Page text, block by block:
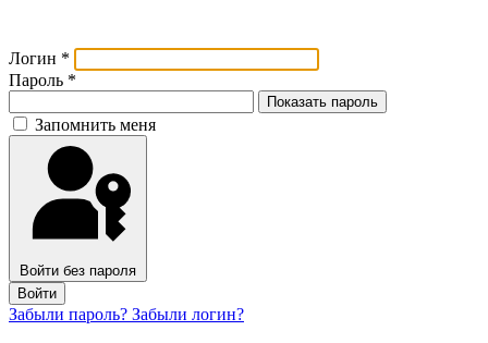
Логин *
Пароль *
Показать пароль
Запомнить меня
Войти без пароля
Войти
Забыли пароль? Забыли логин?